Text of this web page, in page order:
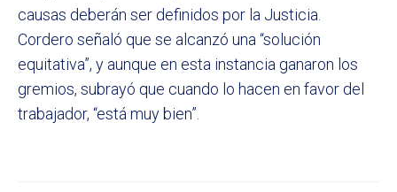
causas deberán ser definidos por la Justicia.
Cordero señaló que se alcanzó una “solución
equitativa”, y aunque en esta instancia ganaron los
gremios, subrayó que cuando lo hacen en favor del
trabajador, “está muy bien”.